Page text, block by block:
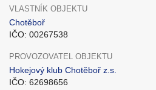
VLASTNÍK OBJEKTU
Chotěboř
IČO: 00267538
PROVOZOVATEL OBJEKTU
Hokejový klub Chotěboř z.s.
IČO: 62698656